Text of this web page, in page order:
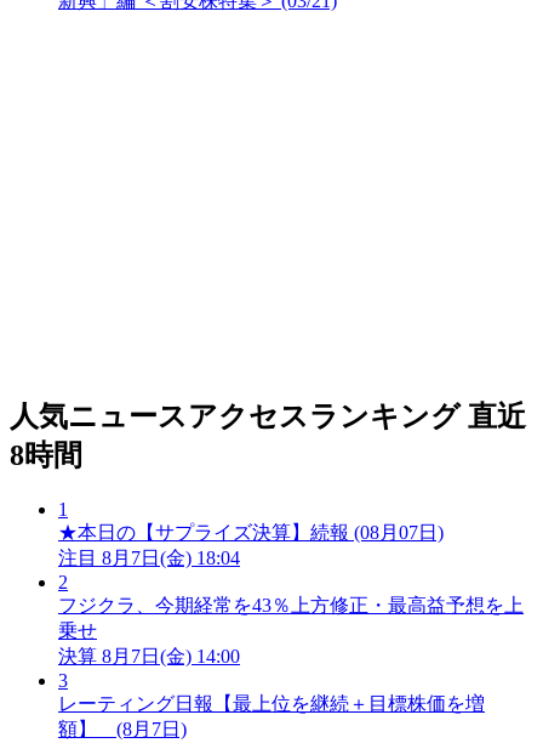
人気ニュースアクセスランキング 直近
8時間
1
★本日の【サプライズ決算】続報 (08月07日)
注目 8月7日(金) 18:04
2
フジクラ、今期経常を43％上方修正・最高益予想を上
乗せ
決算 8月7日(金) 14:00
3
レーティング日報【最上位を継続＋目標株価を増
額】 (8月7日)